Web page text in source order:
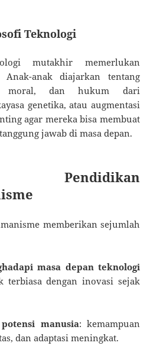
Teknologi
mutakhir memerlukan
Anak-anak diajarkan tentang
moral, dan hukum dari
genetika, atau augmentasi
agar mereka bisa membuat
jawab di masa depan.
Pendidikan
memberikan sejumlah
masa depan teknologi
terbiasa dengan inovasi sejak
manusia: kemampuan
dan adaptasi meningkat.